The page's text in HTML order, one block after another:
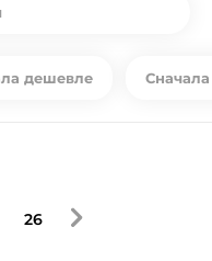
дешевле
26